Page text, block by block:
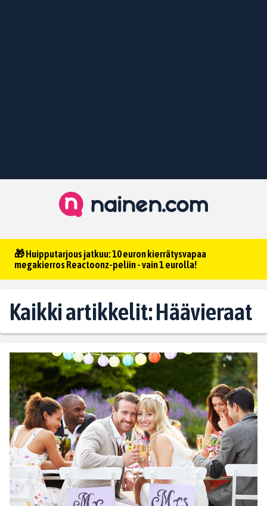
🎁 Huipputarjous jatkuu: 10 euron kierrätysvapaa
megakierros Reactoonz-peliin - vain 1 eurolla!
Kaikki artikkelit: Häävieraat